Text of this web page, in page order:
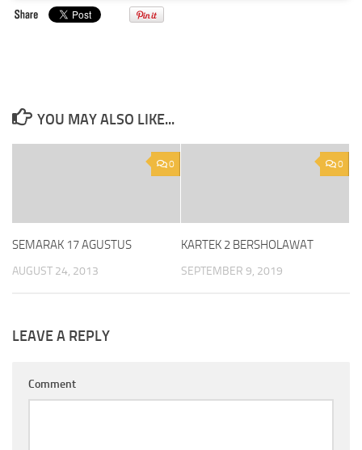
YOU MAY ALSO LIKE...
0
SEMARAK 17 AGUSTUS
AUGUST 24, 2013
0
KARTEK 2 BERSHOLAWAT
SEPTEMBER 9, 2019
LEAVE A REPLY
Comment